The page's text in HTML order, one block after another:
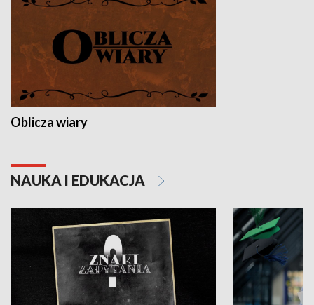
Oblicza wiary
NAUKA I EDUKACJA